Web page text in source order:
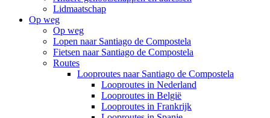
Lidmaatschap
Op weg
Op weg
Lopen naar Santiago de Compostela
Fietsen naar Santiago de Compostela
Routes
Looproutes naar Santiago de Compostela
Looproutes in Nederland
Looproutes in België
Looproutes in Frankrijk